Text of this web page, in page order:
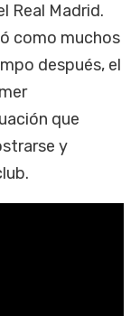
Real Madrid.
como muchos
después, el
que
y